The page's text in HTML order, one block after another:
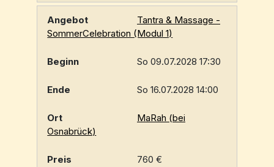
Tantra & Massage -
SommerCelebration (Modul 1)
So 09.07.2028 17:30
So 16.07.2028 14:00
MaRah (bei
Osnabrück)
760 €